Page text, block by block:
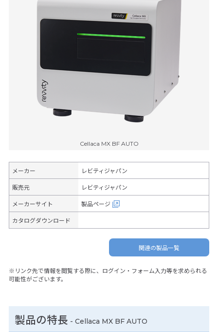
Cellaca MX BF AUTO
メーカー レビティジャパン
販売元 レビティジャパン
メーカーサイト 製品ページ
カタログダウンロード
関連の製品一覧
※リンク先で情報を閲覧する際に、ログイン・フォーム入力等を求められる
可能性がございます。
製品の特長 - Cellaca MX BF AUTO